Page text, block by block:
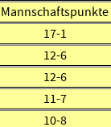
Mannschaftspunkte
17-1
12-6
12-6
11-7
10-8